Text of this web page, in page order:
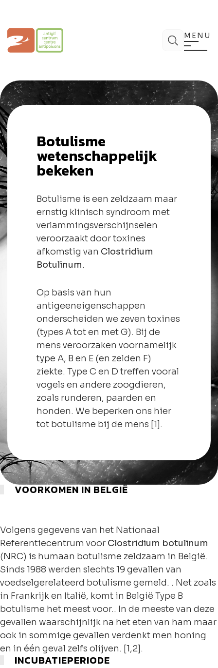
inhoud
Antigifcentrum ZoekMENU
Botulisme
wetenschappelijk
bekeken
Botulisme is een zeldzaam maar
ernstig klinisch syndroom met
verlammingsverschijnselen
veroorzaakt door toxines
afkomstig van Clostridium
Botulinum.
Op basis van hun
antigeeneigenschappen
onderscheiden we zeven toxines
(types A tot en met G). Bij de
mens veroorzaken voornamelijk
type A, B en E (en zelden F)
ziekte. Type C en D treffen vooral
vogels en andere zoogdieren,
zoals runderen, paarden en
honden. We beperken ons hier
tot botulisme bij de mens [1].
VOORKOMEN IN BELGIË
Volgens gegevens van het Nationaal
Referentiecentrum voor Clostridium botulinum
(NRC) is humaan botulisme zeldzaam in België.
Sinds 1988 werden slechts 19 gevallen van
voedselgerelateerd botulisme gemeld. . Net zoals
in Frankrijk en Italië, komt in België Type B
botulisme het meest voor.. In de meeste van deze
gevallen waarschijnlijk na het eten van ham maar
ook in sommige gevallen verdenkt men honing
en in één geval zelfs olijven. [1,2].
INCUBATIEPERIODE